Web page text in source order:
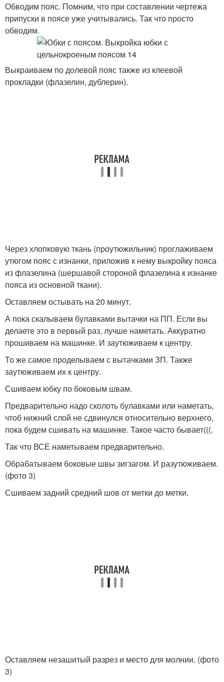
Обводим пояс. Помним, что при составлении чертежа
припуски в поясе уже учитывались. Так что просто
обводим.
Выкраиваем по долевой пояс также из клеевой
прокладки (флазелин, дублерин).
Через хлопковую ткань (проутюжильник) проглаживаем
утюгом пояс с изнанки, приложив к нему выкройку пояса
из флазелина (шершавой стороной флазелина к изнанке
пояса из основной ткани).
Оставляем остывать на 20 минут.
А пока скалываем булавками вытачки на ПП. Если вы
делаете это в первый раз, лучше наметать. Аккуратно
прошиваем на машинке. И заутюживаем к центру.
То же самое проделываем с вытачками ЗП. Также
заутюживаем их к центру.
Сшиваем юбку по боковым швам.
Предварительно надо сколоть булавками или наметать,
чтоб нижний слой не сдвинулся относительно верхнего,
пока будем сшивать на машинке. Такое часто бывает(((.
Так что ВСЕ наметываем предварительно.
Обрабатываем боковые швы зигзагом. И разутюживаем.
(фото 3)
Сшиваем задний средний шов от метки до метки.
Оставляем незашитый разрез и место для молнии. (фото
3)